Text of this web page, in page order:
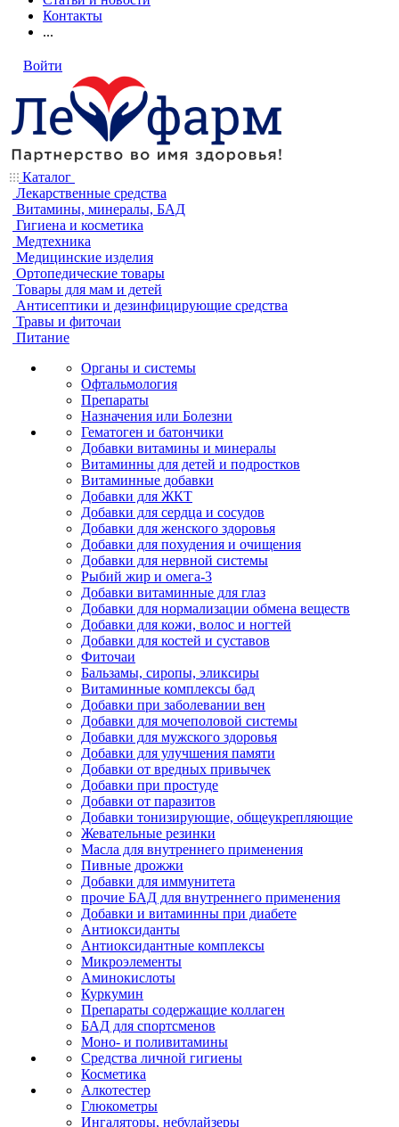
Контакты
...
Войти
Каталог
Лекарственные средства
Витамины, минералы, БАД
Гигиена и косметика
Медтехника
Медицинские изделия
Ортопедические товары
Товары для мам и детей
Антисептики и дезинфицирующие средства
Травы и фиточаи
Питание
Органы и системы
Офтальмология
Препараты
Назначения или Болезни
Гематоген и батончики
Добавки витамины и минералы
Витаминны для детей и подростков
Витаминные добавки
Добавки для ЖКТ
Добавки для сердца и сосудов
Добавки для женского здоровья
Добавки для похудения и очищения
Добавки для нервной системы
Рыбий жир и омега-3
Добавки витаминные для глаз
Добавки для нормализации обмена веществ
Добавки для кожи, волос и ногтей
Добавки для костей и суставов
Фиточаи
Бальзамы, сиропы, эликсиры
Витаминные комплексы бад
Добавки при заболевании вен
Добавки для мочеполовой системы
Добавки для мужского здоровья
Добавки для улучшения памяти
Добавки от вредных привычек
Добавки при простуде
Добавки от паразитов
Добавки тонизирующие, общеукрепляющие
Жевательные резинки
Масла для внутреннего применения
Пивные дрожжи
Добавки для иммунитета
прочие БАД для внутреннего применения
Добавки и витаминны при диабете
Антиоксиданты
Антиоксидантные комплексы
Микроэлементы
Аминокислоты
Куркумин
Препараты содержащие коллаген
БАД для спортсменов
Моно- и поливитамины
Средства личной гигиены
Косметика
Алкотестер
Глюкометры
Ингаляторы, небулайзеры